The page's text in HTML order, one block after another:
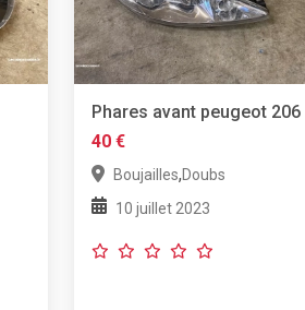
Phares avant peugeot 206
40 €
Boujailles,Doubs
10 juillet 2023